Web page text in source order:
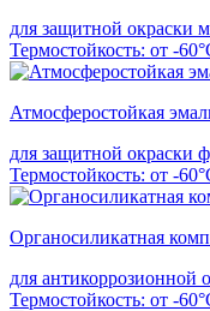
для защитной окраски
Термостойкость: от -
Атмосферостойкая
для защитной окраски
Термостойкость: от -
Органосиликатная
для антикоррозионной
Термостойкость: от -